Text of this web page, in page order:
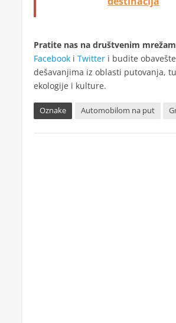
Pratite nas na društvenim
Facebooki Twitteri budite
dešavanjima iz oblasti putovanja,
ekologije i kulture.
Oznake Automobilom na put